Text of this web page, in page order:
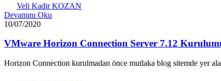
Veli Kadir KOZAN
Devamını Oku
10/07/2020
VMware Horizon Connection Server 7.12
Horizon Connection kurulmadan önce mutlaka blog sitemde yer